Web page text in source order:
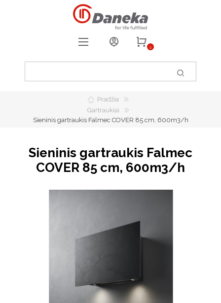
0
0
Pradžia
Gartraukiai
Sieninis gartraukis Falmec COVER 85 cm, 600m3/h
Sieninis gartraukis Falmec
COVER 85 cm, 600m3/h